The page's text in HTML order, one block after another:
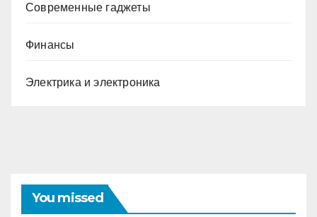
Современные гаджеты
Финансы
Электрика и электроника
You missed